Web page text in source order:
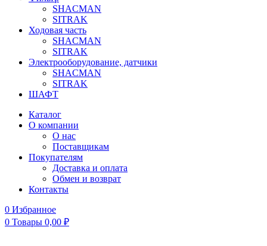
SHACMAN
SITRAK
Ходовая часть
SHACMAN
SITRAK
Электрооборудование, датчики
SHACMAN
SITRAK
ШАФТ
Каталог
О компании
О нас
Поставщикам
Покупателям
Доставка и оплата
Обмен и возврат
Контакты
0 Избранное
0 Товары 0,00 ₽